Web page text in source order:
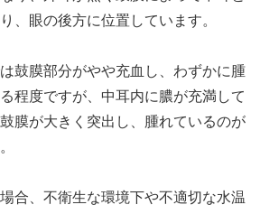
、眼の後方に位置しています。
鼓膜部分がやや充血し、わずかに腫
程度ですが、中耳内に膿が充満して
膜が大きく突出し、腫れているのが
合、不衛生な環境下や不適切な水温